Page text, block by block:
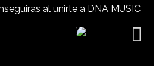
al unirte a DNA MUSIC